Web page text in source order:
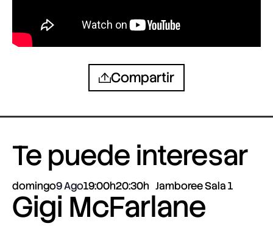
Compartir
Te puede interesar
domingo9 Ago19:00h20:30h Jamboree Sala 1
Gigi McFarlane